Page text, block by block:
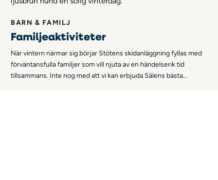
BARN & FAMILJ
Familjeaktiviteter
När vintern närmar sig börjar Stötens skidanläggning fyllas med
förväntansfulla familjer som vill njuta av en händelserik tid
tillsammans. Inte nog med att vi kan erbjuda Sälens bästa